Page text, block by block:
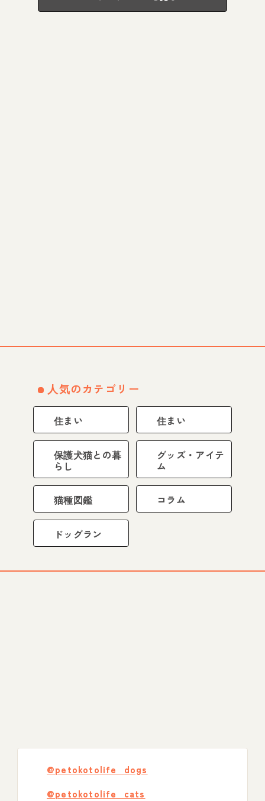
人気のカテゴリー
住まい 住まい
保護犬猫との暮
らし
グッズ・アイテ
ム
猫種図鑑 コラム
ドッグラン
@petokotolife_dogs
@petokotolife_cats